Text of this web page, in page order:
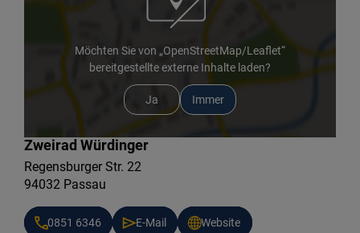
Möchten Sie von „OpenStreetMap/Leaflet“
bereitgestellte externe Inhalte laden?
Ja Immer
Zweirad Würdinger
Regensburger Str. 22
94032 Passau
0851 6346 E-Mail Website